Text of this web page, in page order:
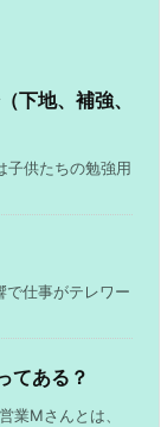
下地、補強、
供たちの勉強用
で仕事がテレワー
てある？
業Mさんとは、